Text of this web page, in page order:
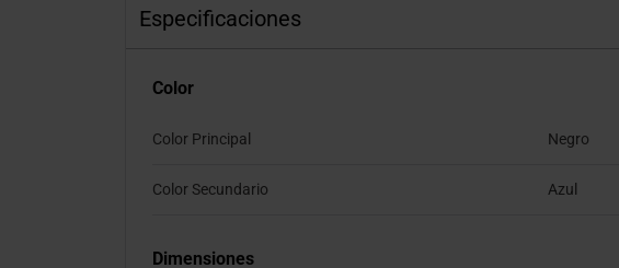
Especificaciones
Color
Color Principal Negro
Color Secundario Azul
Dimensiones